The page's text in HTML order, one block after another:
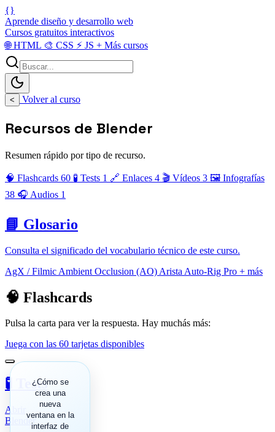
{}
Aprende diseño y desarrollo web
Cursos gratuitos interactivos
🌐HTML 🎨 CSS ⚡ JS + Más cursos
< Volver al curso
Recursos de Blender
Resumen rápido por tipo de recurso.
🧠 Flashcards 60 🧪 Tests 1 🔗 Enlaces 4 🎬 Vídeos 3 🖼️ Infografías
38 🎧 Audios 1
📘 Glosario
Consulta el significado del vocabulario técnico de este curso.
AgX / Filmic Ambient Occlusion (AO) Arista Auto-Rig Pro + más
🧠 Flashcards
Pulsa la carta para ver la respuesta. Hay muchás más:
Juega con las 60 tarjetas disponibles
¿Cómo se
crea una
nueva
ventana en la
interfaz de
Se clica
en la
esquina
de una
ventana
🧪 Tests
Abrir
Blender